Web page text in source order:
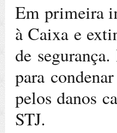
Em primeira
à Caixa e
de
para
pelos danos
STJ.